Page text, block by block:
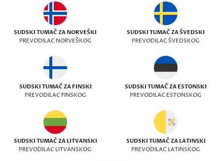
SUDSKI TUMAČ ZA NORVEŠKI
PREVODILAC NORVEŠKOG
SUDSKI TUMAČ ZA ŠVEDSKI
PREVODILAC ŠVEDSKOG
SUDSKI TUMAČ ZA FINSKI
PREVODILAC FINSKOG
SUDSKI TUMAČ ZA ESTONSKI
PREVODILAC ESTONSKOG
SUDSKI TUMAČ ZA LITVANSKI
PREVODILAC LITVANSKOG
SUDSKI TUMAČ ZA LATINSKI
PREVODILAC LATINSKOG